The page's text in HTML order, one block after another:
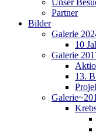
Partner
Bilder
Galerie
10
Galerie
13.